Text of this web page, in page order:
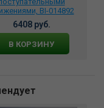
BI-014892
6408 руб.
В КОРЗИНУ